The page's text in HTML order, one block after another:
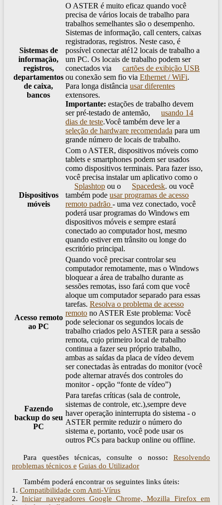
Sistemas de
informação,
registros,
departamentos
de caixa,
bancos
O ASTER é muito eficaz quando você
precisa de vários locais de trabalho para
trabalhos semelhantes são o desempenho.
Sistemas de informação, call centers, caixas
registradoras, registros. Neste caso, é
possível conectar até12 locais de trabalho a
um PC. Os locais de trabalho podem ser
conectados via
cartões de exibição USB
ou conexão sem fio via Ethernet / WiFi.
Para longa distância usar diferentes
extensores.
Importante: estações de trabalho devem
ser pré-testado de antemão,
usando 14
dias de teste.Você também deve ler a
seleção de hardware recomendada para um
grande número de locais de trabalho.
Dispositivos
móveis
Com o ASTER, dispositivos móveis como
tablets e smartphones podem ser usados ​​
como dispositivos terminais. Para fazer isso,
você precisa instalar um aplicativo como o
Splashtop ou o Spacedesk. ou você
também pode usar programas de acesso
remoto padrão - uma vez conectado, você
poderá usar programas do Windows em
dispositivos móveis e sempre estará
conectado ao computador host, mesmo
quando estiver em trânsito ou longe do
escritório principal.
Acesso remoto
ao PC
Quando você precisar controlar seu
computador remotamente, mas o Windows
bloquear a área de trabalho durante as
sessões remotas, isso fará com que você
aloque um computador separado para essas
tarefas. Resolva o problema de acesso
remoto no ASTER Este problema: Você
pode selecionar os segundos locais de
trabalho criados pelo ASTER para a sessão
remota, cujo primeiro local de trabalho
continua a fazer seu próprio trabalho,
ambas as saídas da placa de vídeo devem
ser conectadas às entradas do monitor (você
pode alternar através dos controles do
monitor - opção “fonte de vídeo”)
Fazendo
backup do seu
PC
Para tarefas críticas (sala de controle,
sistemas de controle, etc.),sempre deve
haver operação ininterrupta do sistema - o
ASTER permite reduzir o número do
sistema e, portanto, você pode usar os
outros PCs para backup online ou offline.
Para questões técnicas, consulte o nosso:
Resolvendo
problemas técnicos e Guias do Utilizador
Também poderá encontrar os seguintes links úteis:
1. Compatibilidade com Anti-Vírus
2.Iniciar navegadores Google Chrome, Mozilla Firefox em